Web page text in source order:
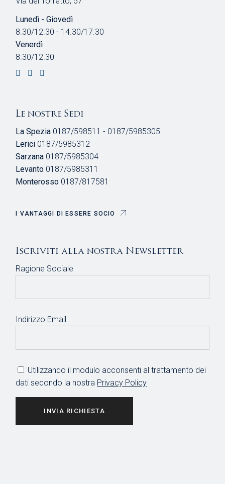
Lunedì - Giovedì
8.30/12.30 - 14.30/17.30
Venerdì
8.30/12.30
Le nostre Sedi
La Spezia 0187/598511 - 0187/5985305
Lerici 0187/5985312
Sarzana 0187/5985304
Levanto 0187/5985311
Monterosso 0187/817581
I VANTAGGI DI ESSERE SOCIO
Iscriviti alla nostra Newsletter
Ragione Sociale
Indirizzo Email
Utilizzando il modulo acconsenti al trattamento dei
dati secondo la nostra Privacy Policy
INVIA RICHIESTA